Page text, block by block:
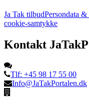
Ja Tak tilbudPersondata
cookie-samtykke
Kontakt
Tlf: +45 98 17 55 00
Info@JaTakPortalen.dk